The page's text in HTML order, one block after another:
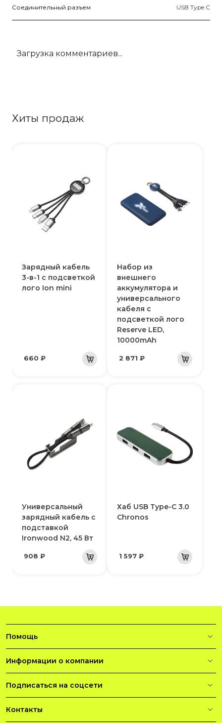
Соединительный разъем USB Type C
Загрузка комментариев...
Хиты продаж
Зарядный кабель
3-в-1 с подсветкой
лого Ion mini
660 ₽
Набор из
внешнего
аккумулятора и
универсального
кабеля с
подсветкой лого
Reserve LED,
10000mAh
2 871 ₽
Универсальный
зарядный кабель с
подставкой
Ironwood N2, 45 Вт
908 ₽
Хаб USB Type-C 3.0
Chronos
1 597 ₽
Помощь
Информации о компании
Подписаться на соцсети
Контакты